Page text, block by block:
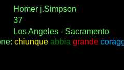
Homer j.Simpson
37
Los Angeles - Sacramento
chiunqueabbiagrande